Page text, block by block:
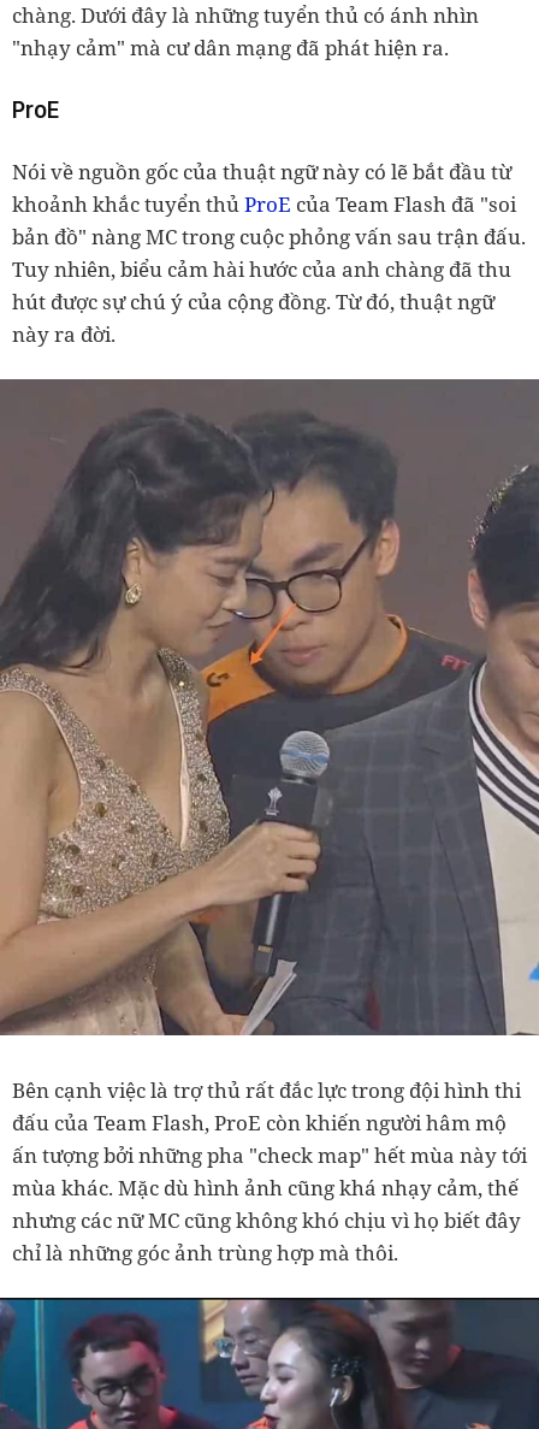
chàng. Dưới đây là những tuyển thủ có ánh nhìn
"nhạy cảm" mà cư dân mạng đã phát hiện ra.
ProE
Nói về nguồn gốc của thuật ngữ này có lẽ bắt đầu từ
khoảnh khắc tuyển thủProE của Team Flash đã "soi
bản đồ" nàng MC trong cuộc phỏng vấn sau trận đấu.
Tuy nhiên, biểu cảm hài hước của anh chàng đã thu
hút được sự chú ý của cộng đồng. Từ đó, thuật ngữ
này ra đời.
Bên cạnh việc là trợ thủ rất đắc lực trong đội hình thi
đấu của Team Flash, ProE còn khiến người hâm mộ
ấn tượng bởi những pha "check map" hết mùa này tới
mùa khác. Mặc dù hình ảnh cũng khá nhạy cảm, thế
nhưng các nữ MC cũng không khó chịu vì họ biết đây
chỉ là những góc ảnh trùng hợp mà thôi.